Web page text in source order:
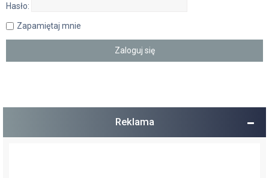
Hasło:
Zapamiętaj mnie
Reklama